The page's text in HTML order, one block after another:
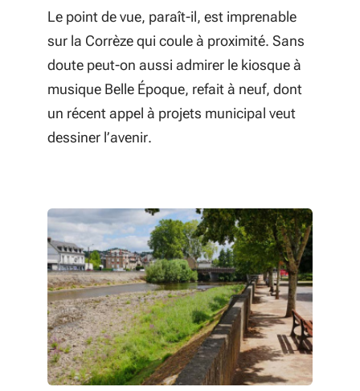
Le point de vue, paraît-il, est imprenable
sur la Corrèze qui coule à proximité. Sans
doute peut-on aussi admirer le kiosque à
musique Belle Époque, refait à neuf, dont
un récent appel à projets municipal veut
dessiner l’avenir.